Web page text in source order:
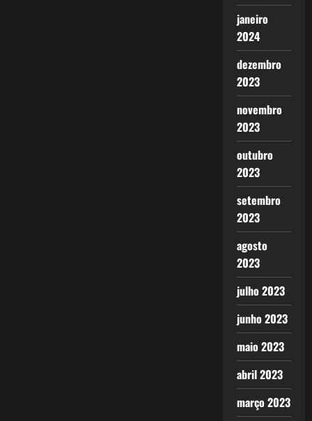
janeiro
2024
dezembro
2023
novembro
2023
outubro
2023
setembro
2023
agosto
2023
julho 2023
junho 2023
maio 2023
abril 2023
março 2023